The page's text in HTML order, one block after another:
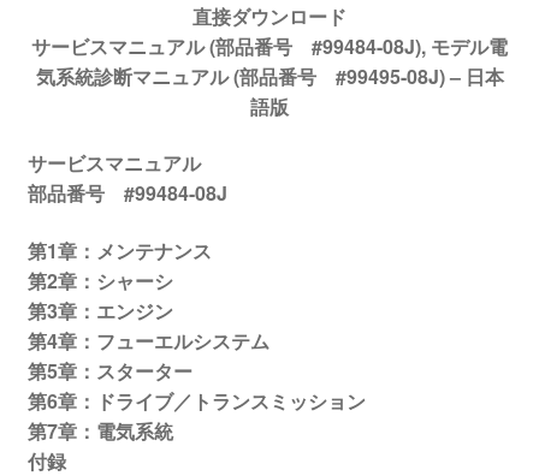
ア
ル
#99484-
quantity
直接ダウンロード
サービスマニュアル (部品番号 #99484-08J), モデル電
気系統診断マニュアル (部品番号 #99495-08J) – 日本
語版
サービスマニュアル
部品番号 #99484-08J
第1章：メンテナンス
第2章：シャーシ
第3章：エンジン
第4章：フューエルシステム
第5章：スターター
第6章：ドライブ／トランスミッション
第7章：電気系統
付録